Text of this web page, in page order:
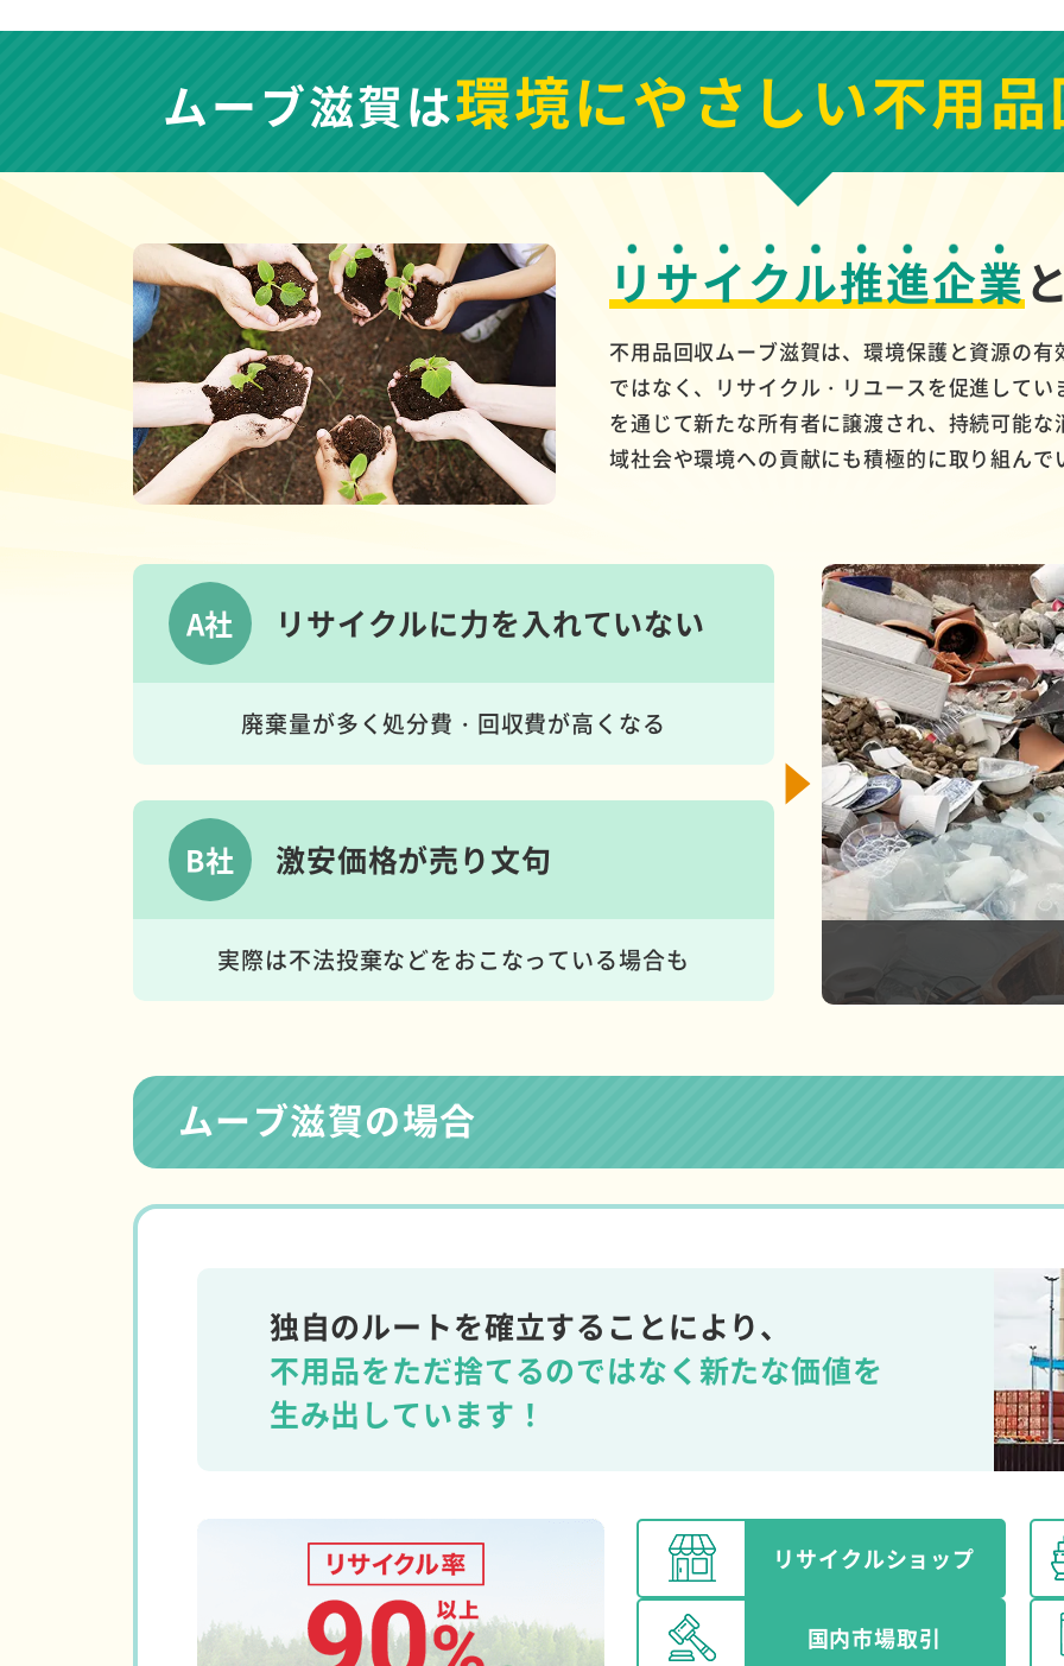
ムーブ滋賀は環境にやさしい不用
リサイクル推進企業
不用品回収ムーブ滋賀は、環境保護と資源の
ではなく、リサイクル・リユースを促進して
を通じて新たな所有者に譲渡され、持続可能
域社会や環境への貢献にも積極的に取り組んで
A社 リサイクルに力を入れていない
廃棄量が多く処分費・回収費が高くなる
B社 激安価格が売り文句
実際は不法投棄などをおこなっている場合も
ムーブ滋賀の場合
独自のルートを確立することにより、
不用品をただ捨てるのではなく新たな価値を
生み出しています！
リサイクルショップ
国内市場取引